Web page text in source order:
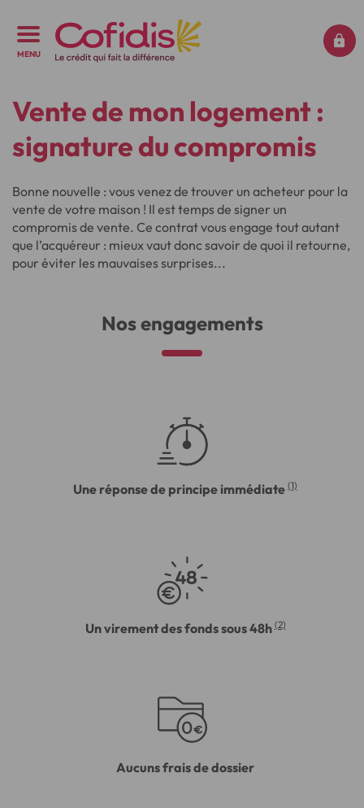
MENU
Vente de mon logement :
signature du compromis
Bonne nouvelle : vous venez de trouver un acheteur pour la
vente de votre maison ! Il est temps de signer un
compromis de vente. Ce contrat vous engage tout autant
que l’acquéreur : mieux vaut donc savoir de quoi il retourne,
pour éviter les mauvaises surprises...
Nos engagements
Une réponse de principe immédiate (1)
Un virement des fonds sous 48h (2)
Aucuns frais de dossier